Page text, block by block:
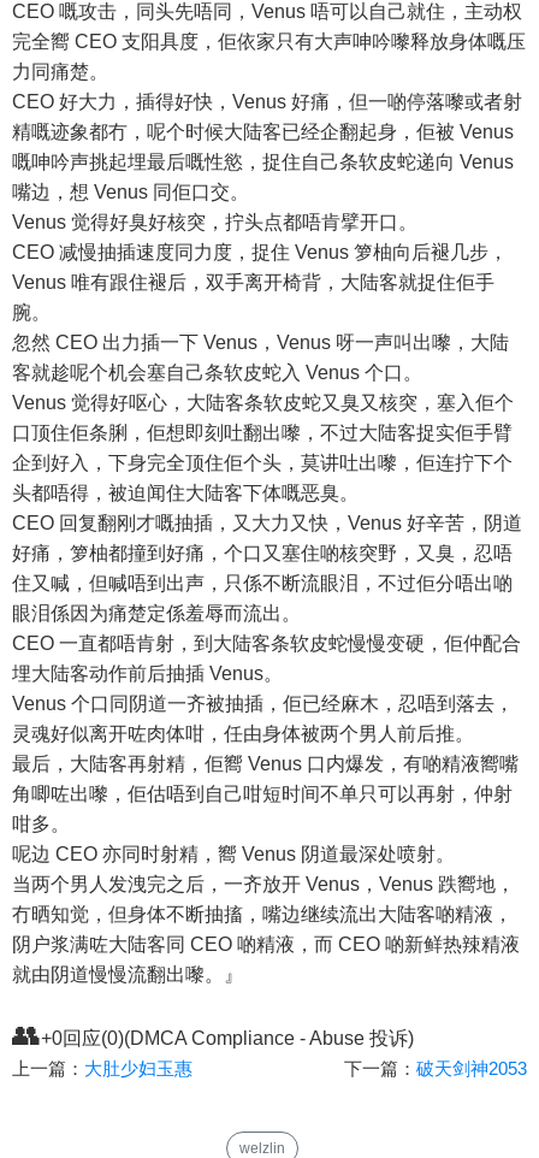
CEO 嘅攻击，同头先唔同，Venus 唔可以自己就住，主动权
完全嚮 CEO 支阳具度，佢依家只有大声呻吟嚟释放身体嘅压
力同痛楚。
CEO 好大力，插得好快，Venus 好痛，但一啲停落嚟或者射
精嘅迹象都冇，呢个时候大陆客已经企翻起身，佢被 Venus
嘅呻吟声挑起埋最后嘅性慾，捉住自己条软皮蛇递向 Venus
嘴边，想 Venus 同佢口交。
Venus 觉得好臭好核突，拧头点都唔肯擘开口。
CEO 减慢抽插速度同力度，捉住 Venus 箩柚向后褪几步，
Venus 唯有跟住褪后，双手离开椅背，大陆客就捉住佢手
腕。
忽然 CEO 出力插一下 Venus，Venus 呀一声叫出嚟，大陆
客就趁呢个机会塞自己条软皮蛇入 Venus 个口。
Venus 觉得好呕心，大陆客条软皮蛇又臭又核突，塞入佢个
口顶住佢条脷，佢想即刻吐翻出嚟，不过大陆客捉实佢手臂
企到好入，下身完全顶住佢个头，莫讲吐出嚟，佢连拧下个
头都唔得，被迫闻住大陆客下体嘅恶臭。
CEO 回复翻刚才嘅抽插，又大力又快，Venus 好辛苦，阴道
好痛，箩柚都撞到好痛，个口又塞住啲核突野，又臭，忍唔
住又喊，但喊唔到出声，只係不断流眼泪，不过佢分唔出啲
眼泪係因为痛楚定係羞辱而流出。
CEO 一直都唔肯射，到大陆客条软皮蛇慢慢变硬，佢仲配合
埋大陆客动作前后抽插 Venus。
Venus 个口同阴道一齐被抽插，佢已经麻木，忍唔到落去，
灵魂好似离开咗肉体咁，任由身体被两个男人前后推。
最后，大陆客再射精，佢嚮 Venus 口内爆发，有啲精液嚮嘴
角唧咗出嚟，佢估唔到自己咁短时间不单只可以再射，仲射
咁多。
呢边 CEO 亦同时射精，嚮 Venus 阴道最深处喷射。
当两个男人发洩完之后，一齐放开 Venus，Venus 跌嚮地，
冇晒知觉，但身体不断抽搐，嘴边继续流出大陆客啲精液，
阴户浆满咗大陆客同 CEO 啲精液，而 CEO 啲新鲜热辣精液
就由阴道慢慢流翻出嚟。』
👥+0回应(0)(DMCA Compliance - Abuse 投诉)
上一篇： 大肚少妇玉惠 下一篇： 破天剑神2053
welzlin